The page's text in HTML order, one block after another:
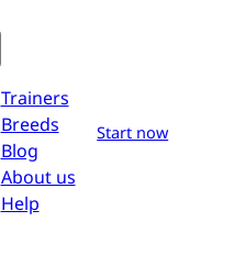
Trainers
Breeds
Blog
About us
Help
Start now